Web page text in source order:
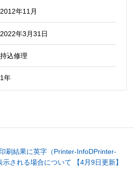
2012年11月
2022年3月31日
持込修理
1年
刷結果に英字（Printer-InfoDPrinter-
される場合について 【4月9日更新】